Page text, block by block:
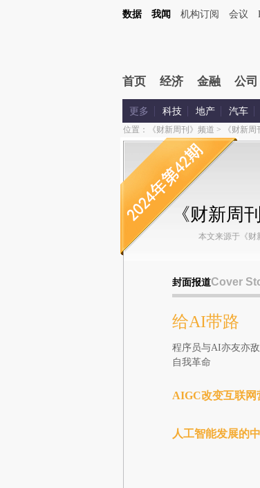
数据 我闻 机构订阅 会议
首页 经济 金融 公司
更多 科技 地产 汽车
位置： 《财新周刊》频道 > 《财新
《财新周
本文来源于《财
封面报道Cover
给AI带路
程序员与AI亦友亦
自我革命
AIGC改变互联网
人工智能发展的